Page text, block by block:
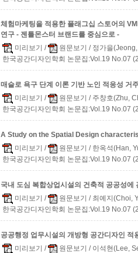
체험마케팅을 적용한 플래그십 스토어의
연구 - 젠틀몬스터 브랜드를 중심으로 -
미리보기 / 원문보기 / 정가을
한국공간디자인학회 논문집:Vol.19 No.07
매슬로 욕구 단계 이론 기반 노인 적응성 거
미리보기 / 원문보기 / 주창호(Zhu,
한국공간디자인학회 논문집:Vol.19 No.07
A Study on the Spatial Design
미리보기 / 원문보기 / 한옥석(Han,
한국공간디자인학회 논문집:Vol.19 No.07
국내 도심 복합상업시설의 건축적 공공성
미리보기 / 원문보기 / 최예지(Choi,
한국공간디자인학회 논문집:Vol.19 No.07
공공행정 업무시설의 개방형 공간디자인 적
미리보기 / 원문보기 / 이석현(Lee,